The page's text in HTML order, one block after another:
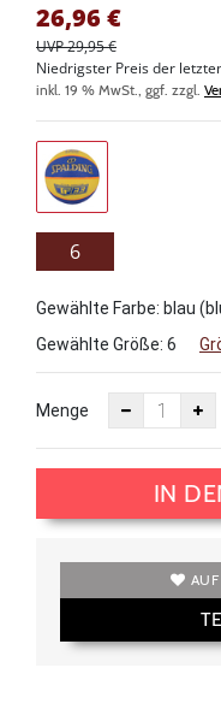
26,96 €
UVP 29,95 €
Niedrigster Preis der
inkl. 19 % MwSt., ggf. zzgl.
6
Gewählte Farbe: blau
Gewählte Größe: 6
Menge
IN